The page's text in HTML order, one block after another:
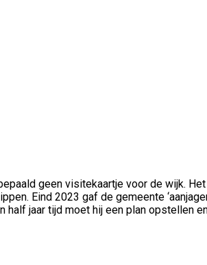
geen visitekaartje voor de wijk.
Eind 2023 gaf de gemeente
jaar tijd moet hij een plan opstellen